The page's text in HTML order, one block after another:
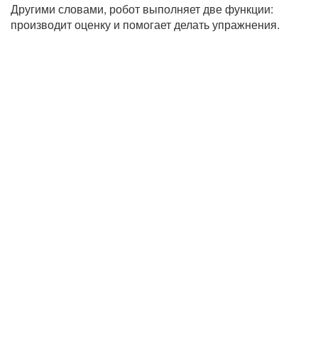
Другими словами, робот выполняет две функции:
производит оценку и помогает делать упражнения.